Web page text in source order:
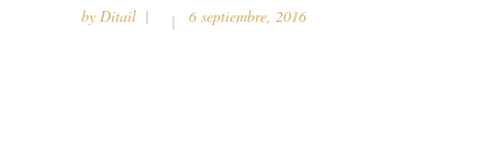
by Ditail 6 septiembre, 2016